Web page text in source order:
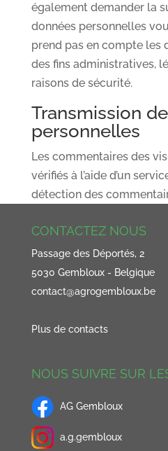
également demander la
données personnelles
prend pas en compte les
des fins administratives,
raisons de sécurité.
Transmission
personnelles
Les commentaires des
vérifiés à l’aide d’un
détection des
CONTACTEZ NOUS
Passage des Déportés, 2
5030 Gembloux - Belgique
contact@agrogembloux.be
Plus de contacts
NOUS SUIVRE SUR
AG Gembloux
a.g.gembloux